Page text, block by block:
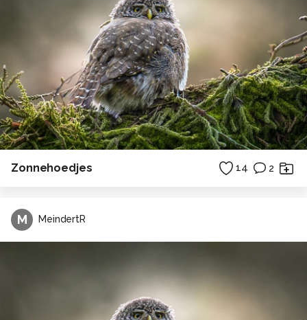
Zonnehoedjes 14 2
M MeindertR